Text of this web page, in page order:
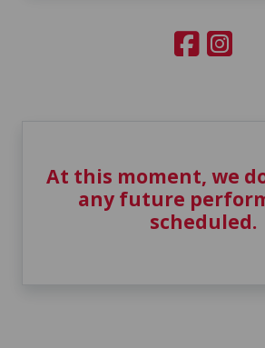
At this moment, we
any future
scheduled.